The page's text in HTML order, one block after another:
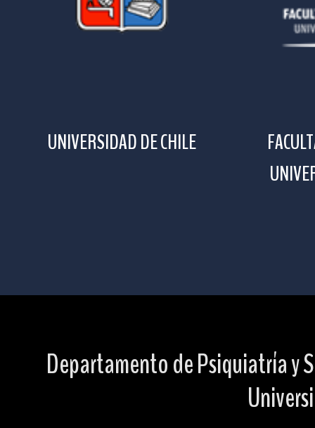
UNIVERSIDAD DE CHILE
Departamento de Psiquiatría y